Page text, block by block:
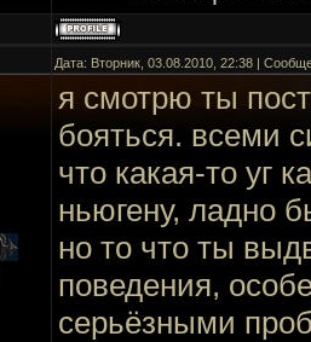
Дата: Вторник, 03.08.2010, 22:38 |
я смотрю ты
бояться. всеми
что какая-то уг
ньюгену, ладно
но то что ты
поведения,
серьёзными